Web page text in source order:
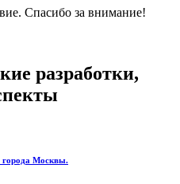
Спасибо за внимание!
разработки,
города Москвы.